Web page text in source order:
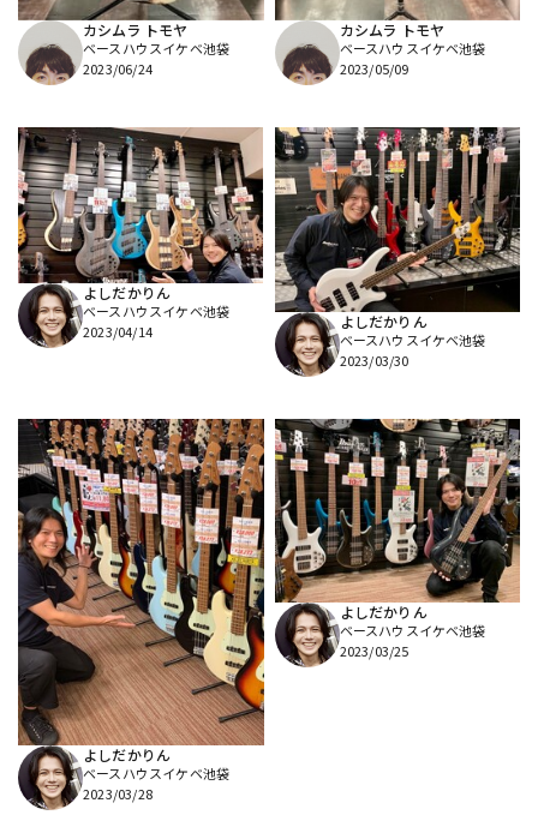
カシムラ トモヤ
ベースハウスイケベ池袋
2023/06/24
カシムラ トモヤ
ベースハウスイケベ池袋
2023/05/09
よしだかりん
ベースハウスイケベ池袋
2023/04/14
よしだかりん
ベースハウスイケベ池袋
2023/03/30
よしだかりん
ベースハウスイケベ池袋
2023/03/28
よしだかりん
ベースハウスイケベ池袋
2023/03/25